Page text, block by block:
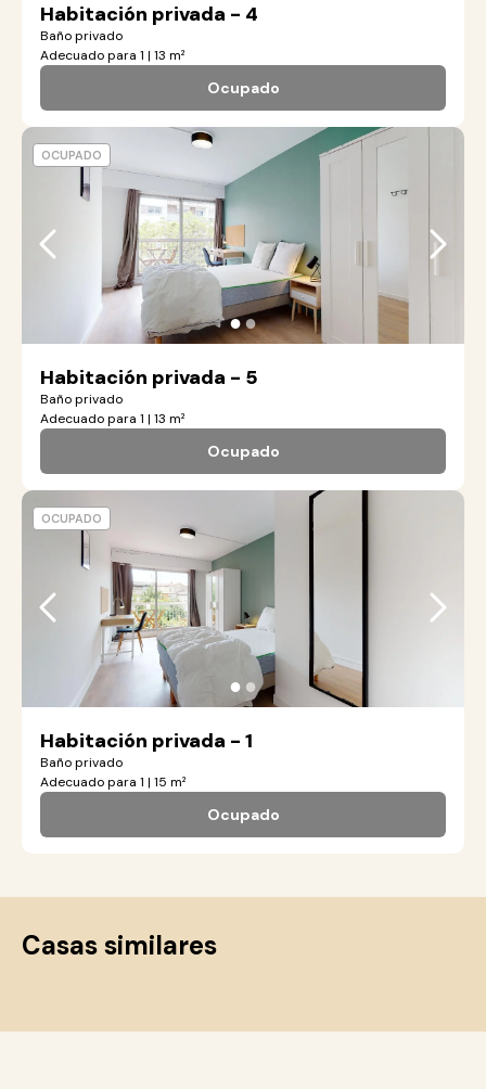
Habitación privada - 4
Baño privado
Adecuado para 1 | 13 m²
Ocupado
●●
Habitación privada - 5
Baño privado
Adecuado para 1 | 13 m²
Ocupado
OCUPADO
●●
Habitación privada - 1
Baño privado
Adecuado para 1 | 15 m²
Ocupado
OCUPADO
Casas similares